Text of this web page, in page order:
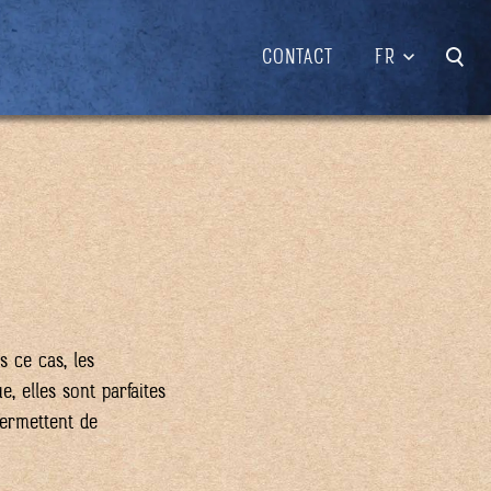
CONTACT FR
ce cas, les
elles sont parfaites
de